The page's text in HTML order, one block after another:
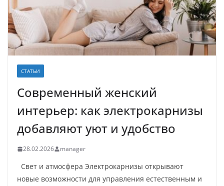
СТАТЬИ
Современный женский
интерьер: как электрокарнизы
добавляют уют и удобство
28.02.2026 manager
Свет и атмосфера Электрокарнизы открывают
новые возможности для управления естественным и